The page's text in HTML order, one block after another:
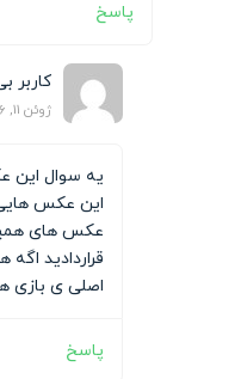
پاسخ
کاربر
ژوئن 11, 2026 در 2:28 ب.ظ
یه سوال این
این عکس
عکس های
قراردادید
اصلی ی
پاسخ